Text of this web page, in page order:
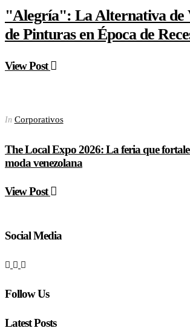
"Alegría": La Alternativa de
de Pinturas en Época de
View Post
In Corporativos
The Local Expo 2026: La feria que
moda venezolana
View Post
Social Media
Follow Us
Latest Posts